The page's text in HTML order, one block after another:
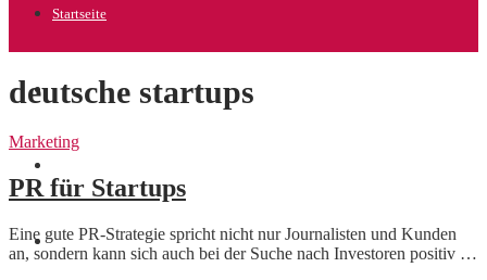
Startseite
Allgemein
News
deutsche startups
Marketing
PR für Startups
Eine gute PR-Strategie spricht nicht nur Journalisten und Kunden
an, sondern kann sich auch bei der Suche nach Investoren positiv …